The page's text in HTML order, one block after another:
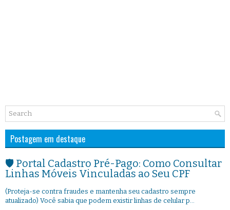
Postagem em destaque
🛡️ Portal Cadastro Pré-Pago: Como Consultar
Linhas Móveis Vinculadas ao Seu CPF
(Proteja-se contra fraudes e mantenha seu cadastro sempre
atualizado) Você sabia que podem existir linhas de celular p...